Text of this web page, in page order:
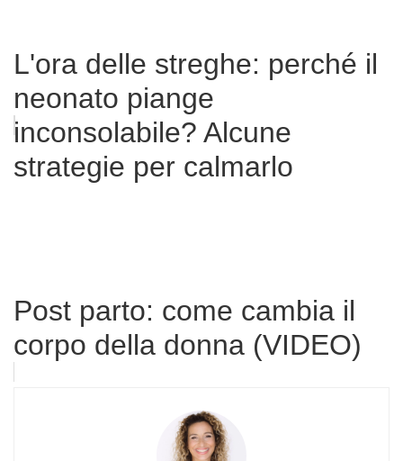
L'ora delle streghe: perché il
neonato piange
inconsolabile? Alcune
strategie per calmarlo
Post parto: come cambia il
corpo della donna (VIDEO)